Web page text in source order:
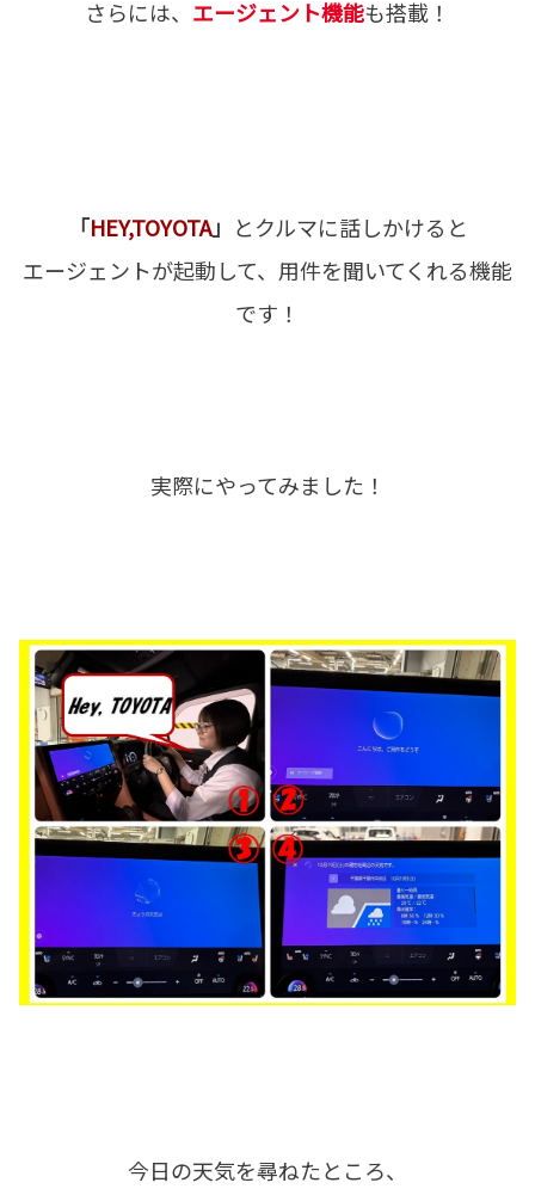
さらには、 エージェント機能も搭載！
「HEY,TOYOTA」 とクルマに話しかけると
エージェントが起動して、用件を聞いてくれる機能
です！
実際にやってみました！
今日の天気を尋ねたところ、